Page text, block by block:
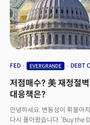
연방정부의 자금이 고갈되는
1~2주의 시간이 더 있을 것으
심각하게 표출되면서 월가는
우려가 매우 강해질 것으로 전
법안과 3조 5000억달러의 사
31일로 재연기했다. 민주당 내
민주당의 중도파 의원들과 대
법안의 축소 가능성을 시사했다.
FED EVERGRANDE DEBT
저점매수? 美 재정절
대응책은?
안녕하세요. 변동성이 휘몰아
다시 돌아왔습니다. ‘Buy the